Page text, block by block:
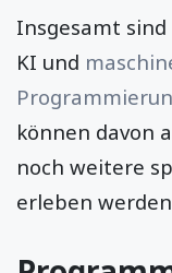
Insgesamt
KI und
können davon
noch weitere
erleben